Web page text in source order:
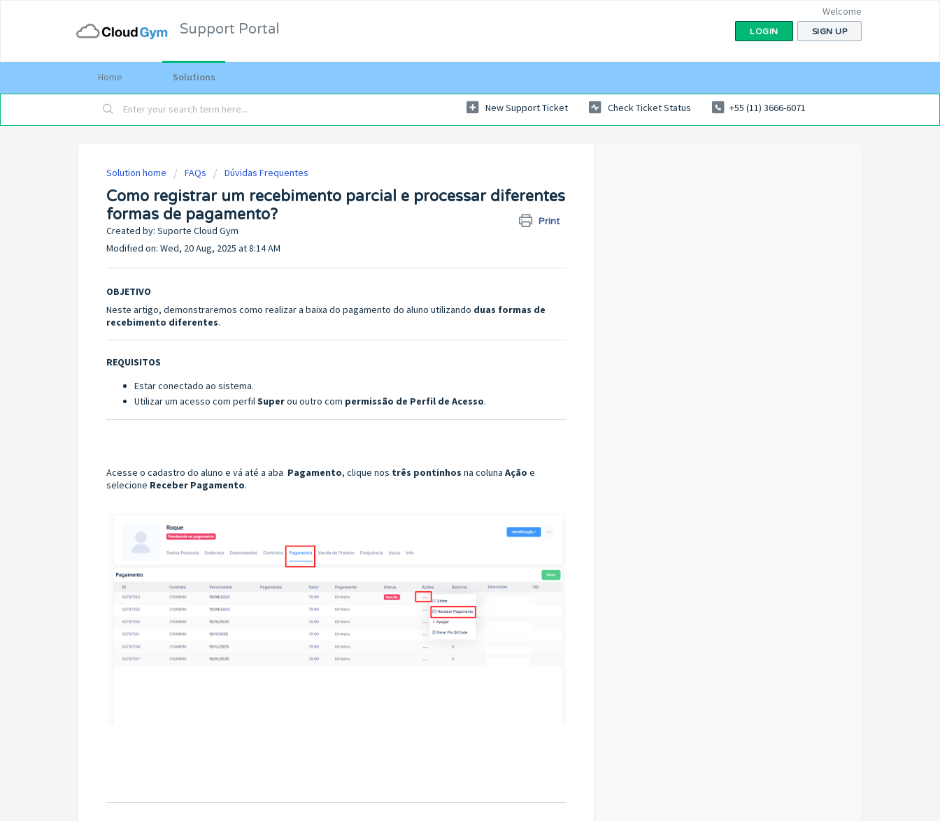
Support Portal
Welcome
LOGIN SIGN UP
Home Solutions
New Support Ticket Check Ticket Status +55 (11) 3666-6071
Solution home FAQs Dúvidas Frequentes
Como registrar um recebimento parcial e processar diferentes
formas de pagamento?
Print
Created by: Suporte Cloud Gym
Modified on: Wed, 20 Aug, 2025 at 8:14 AM
OBJETIVO
Neste artigo, demonstraremos como realizar a baixa do pagamento do aluno utilizando duas formas de
recebimento diferentes.
REQUISITOS
Estar conectado ao sistema.
Utilizar um acesso com perfilSuperou outro com permissão de Perfil de Acesso.
Acesse o cadastro do aluno e vá até a aba Pagamento, clique nos três pontinhos na coluna Ação e
selecione Receber Pagamento.